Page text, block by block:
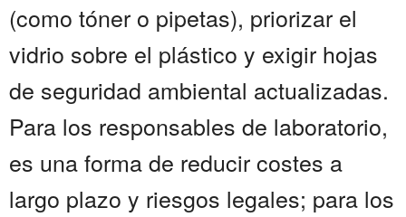
(como tóner o pipetas), priorizar el
vidrio sobre el plástico y exigir hojas
de seguridad ambiental actualizadas.
Para los responsables de laboratorio,
es una forma de reducir costes a
largo plazo y riesgos legales; para los